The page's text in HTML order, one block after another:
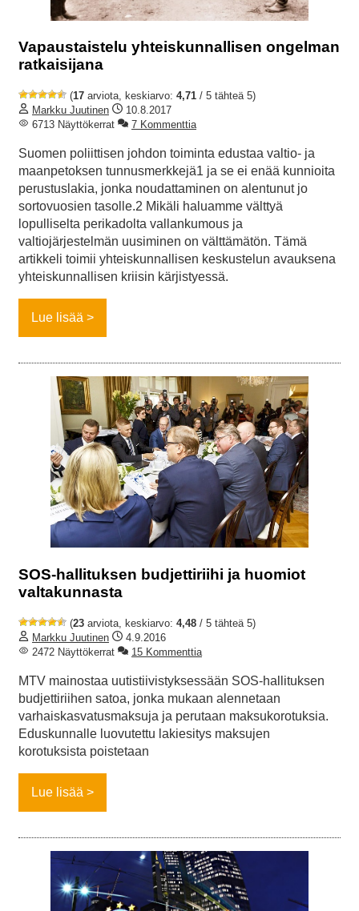
Vapaustaistelu yhteiskunnallisen ongelman
ratkaisijana
(17 arviota, keskiarvo: 4,71 / 5 tähteä 5)
Markku Juutinen
10.8.2017
6713 Näyttökerrat
7 Kommenttia
Suomen poliittisen johdon toiminta edustaa valtio- ja
maanpetoksen tunnusmerkkejä1 ja se ei enää kunnioita
perustuslakia, jonka noudattaminen on alentunut jo
sortovuosien tasolle.2 Mikäli haluamme välttyä
lopulliselta perikadolta vallankumous ja
valtiojärjestelmän uusiminen on välttämätön. Tämä
artikkeli toimii yhteiskunnallisen keskustelun avauksena
yhteiskunnallisen kriisin kärjistyessä.
Lue lisää
SOS-hallituksen budjettiriihi ja huomiot
valtakunnasta
(23 arviota, keskiarvo: 4,48 / 5 tähteä 5)
Markku Juutinen
4.9.2016
2472 Näyttökerrat
15 Kommenttia
MTV mainostaa uutistiivistyksessään SOS-hallituksen
budjettiriihen satoa, jonka mukaan alennetaan
varhaiskasvatusmaksuja ja perutaan maksukorotuksia.
Eduskunnalle luovutettu lakiesitys maksujen
korotuksista poistetaan
Lue lisää